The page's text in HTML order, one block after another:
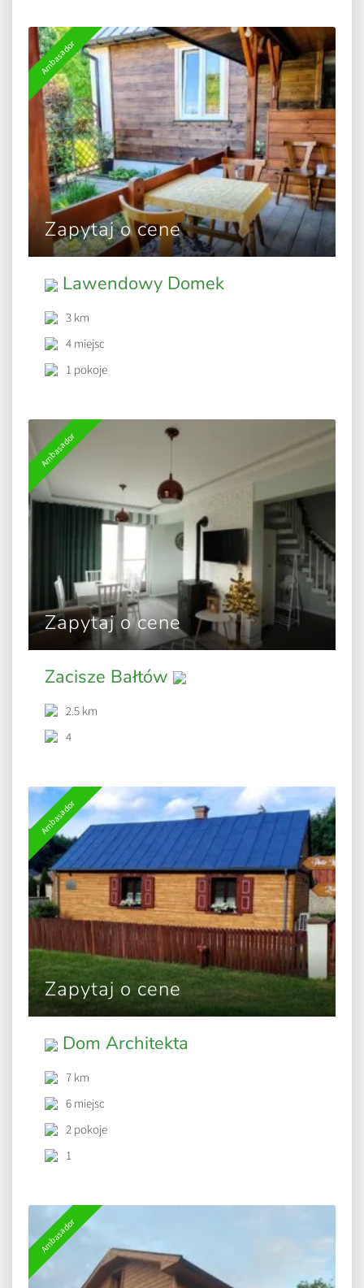
Ambasador
Zapytaj o cene
Lawendowy Domek
3 km
4 miejsc
1 pokoje
Ambasador
Zapytaj o cene
Zacisze Bałtów
2.5 km
4
Ambasador
Zapytaj o cene
Dom Architekta
7 km
6 miejsc
2 pokoje
1
Ambasador